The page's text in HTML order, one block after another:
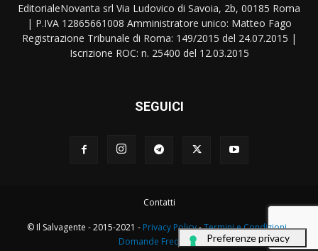
EditorialeNovanta srl Via Ludovico di Savoia, 2b, 00185 Roma
| P.IVA 12865661008 Amministratore unico: Matteo Fago
Registrazione Tribunale di Roma: 149/2015 del 24.07.2015 |
Iscrizione ROC: n. 25400 del 12.03.2015
SEGUICI
Contatti
© Il Salvagente - 2015-2021 - Privacy Policy-Termini e Condizioni-
Domande Frequenti